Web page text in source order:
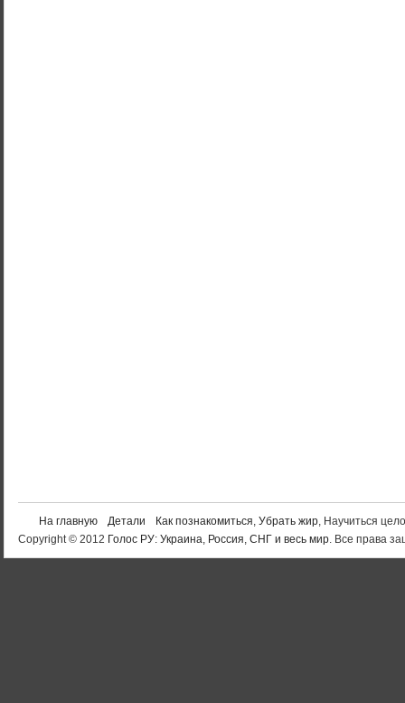
На главную Детали Как познакомиться, Убрать жир, Научиться
Copyright © 2012 Голос РУ: Украина, Россия, СНГ и весь мир. Все права